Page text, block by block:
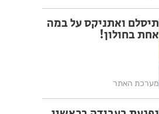
תיסלם ואתניקס על במה
אחת בחולון!
מערכת האתר